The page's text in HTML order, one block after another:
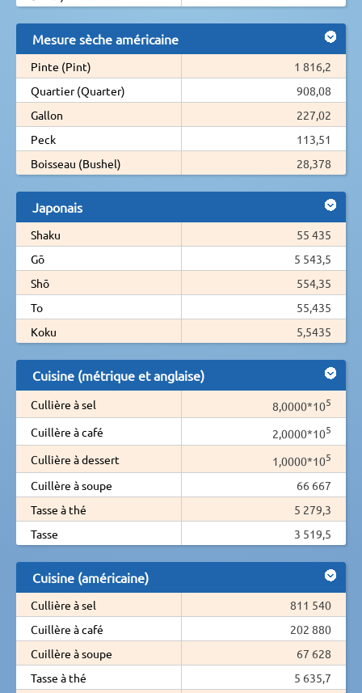
Mesure sèche américaine
Pinte (Pint)
1 816,2
Quartier (Quarter)
908,08
Gallon
227,02
Peck
113,51
Boisseau (Bushel)
28,378
Japonais
Shaku
55 435
Gō
5 543,5
Shō
554,35
To
55,435
Koku
5,5435
Cuisine (métrique et anglaise)
Cullière à sel 8,0000*105
Cuillère à café 2,0000*105
Cullière à dessert 1,0000*105
Cuillère à soupe
66 667
Tasse à thé
5 279,3
Tasse
3 519,5
Cuisine (américaine)
Cullière à sel
811 540
Cuillère à café
202 880
Cuillère à soupe
67 628
Tasse à thé
5 635,7